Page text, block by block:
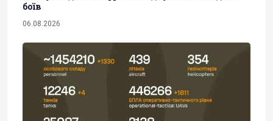
боїв
06.08.2026